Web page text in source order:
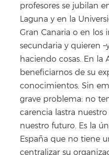
profesores se jubilan
Laguna y en la
Gran Canaria o en los
secundaria y quieren
haciendo cosas. En la
beneficiarnos de su
conocimientos. Sin
grave problema: no
carencia lastra
nuestro futuro. Es la
España que no tiene
centralizar su